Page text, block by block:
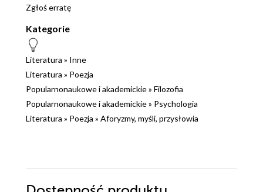
Zgłoś erratę
Kategorie
Literatura » Inne
Literatura » Poezja
Popularnonaukowe i akademickie» Filozofia
Popularnonaukowe i akademickie» Psychologia
Literatura » Poezja » Aforyzmy, myśli, przysłowia